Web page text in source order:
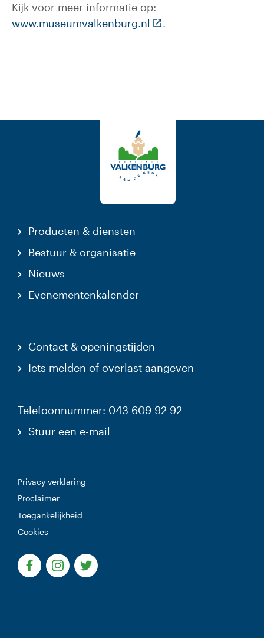
Kijk voor meer informatie op:
www.museumvalkenburg.nl (Deze link gaat naar
.
Producten & diensten
Bestuur & organisatie
Nieuws
Evenementenkalender
Contact & openingstijden
Iets melden of overlast aangeven
Telefoonnummer: 043 609 92 92
Stuur een e-mail
Privacy verklaring
Proclaimer
Toegankelijkheid
Cookies
(Deze link gaat naar een externe website)
(Deze link gaat naar een externe website)
(Deze link gaat naar een externe